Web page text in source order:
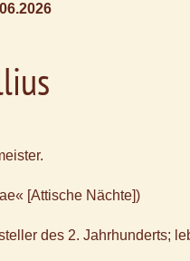
[Attische Nächte])
des 2. Jahrhunderts;